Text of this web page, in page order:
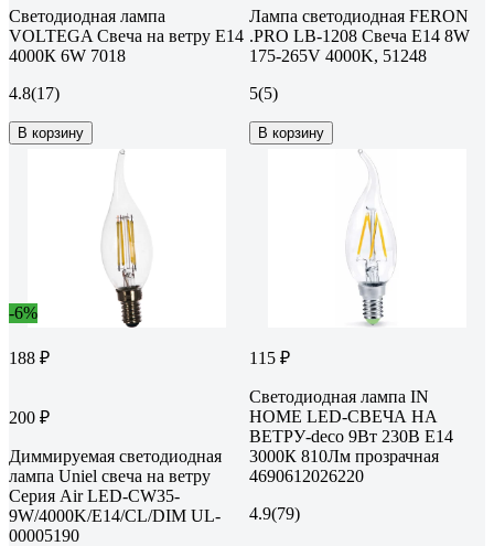
Светодиодная лампа
VOLTEGA Свеча на ветру Е14
4000К 6W 7018
4.8(17)
В корзину
Лампа светодиодная FERON
.PRO LB-1208 Свеча E14 8W
175-265V 4000K, 51248
5(5)
В корзину
-6%
188 ₽
200 ₽
Диммируемая светодиодная
лампа Uniel свеча на ветру
Серия Air LED-CW35-
9W/4000K/E14/CL/DIM UL-
00005190
115 ₽
Светодиодная лампа IN
HOME LED-СВЕЧА НА
ВЕТРУ-deco 9Вт 230В Е14
3000К 810Лм прозрачная
4690612026220
4.9(79)